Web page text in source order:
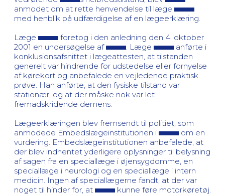
anmodet om at rette henvendelse til læge
med henblik på udfærdigelse af en lægeerklæring.
Læge
foretog i den anledning den 4. oktober
2001 en undersøgelse af
. Læge
anførte i
konklusionsafsnittet i lægeattesten, at tilstanden
generelt var hindrende for udstedelse eller fornyelse
af kørekort og anbefalede en vejledende praktisk
prøve. Han anførte, at den fysiske tilstand var
stationær, og at der måske nok var let
fremadskridende demens.
Lægeerklæringen blev fremsendt til politiet, som
anmodede Embedslægeinstitutionen i
om en
vurdering. Embedslægeinstitutionen anbefalede, at
der blev indhentet yderligere oplysninger til belysning
af sagen fra en speciallæge i øjensygdomme, en
speciallæge i neurologi og en speciallæge i intern
medicin. Ingen af speciallægerne fandt, at der var
noget til hinder for, at
kunne føre motorkøretøj.